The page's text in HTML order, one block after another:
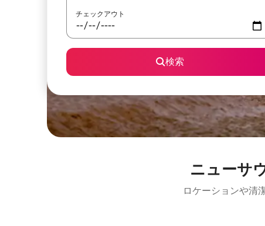
チェックアウト
検索
ニューサ
ロケーションや清